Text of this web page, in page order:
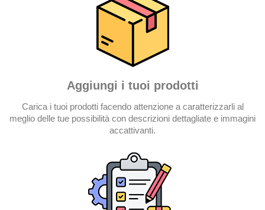
Aggiungi i tuoi prodotti
Carica i tuoi prodotti facendo attenzione a caratterizzarli al
meglio delle tue possibilità con descrizioni dettagliate e immagini
accattivanti.